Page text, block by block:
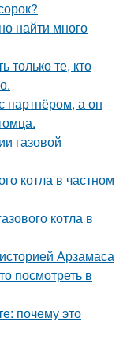
найти много
только те, кто
партнёром, а он
газовой
котла в частном
котла в
Арзамаса
посмотреть в
почему это